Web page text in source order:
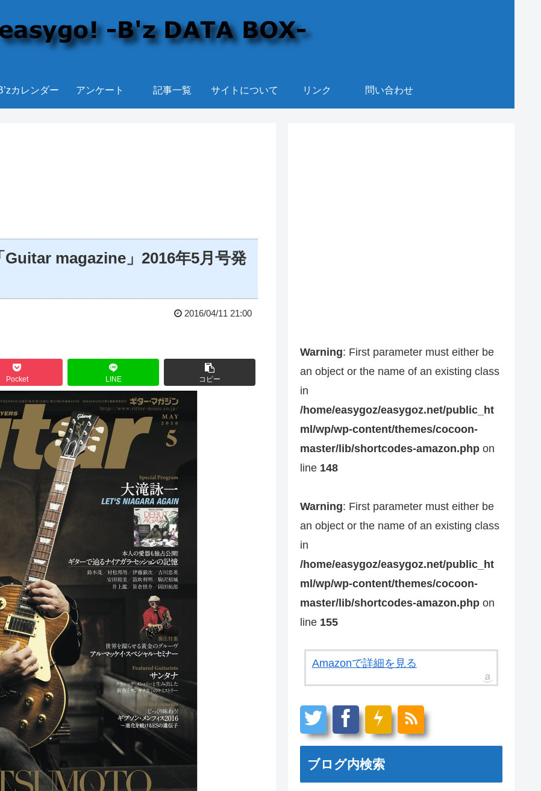
カレンダー アンケート 記事一覧 サイトについて リンク 問い合わせ
magazine」2016年5月号発
2016/04/11 21:00
Pocket LINE コピー
Warning: First parameter must either be
an object or the name of an existing class
in
/home/easygoz/easygoz.net/public_ht
ml/wp/wp-content/themes/cocoon-
master/lib/shortcodes-amazon.php on
line 148
Warning: First parameter must either be
an object or the name of an existing class
in
/home/easygoz/easygoz.net/public_ht
ml/wp/wp-content/themes/cocoon-
master/lib/shortcodes-amazon.php on
line 155
Amazonで詳細を見る
ブログ内検索